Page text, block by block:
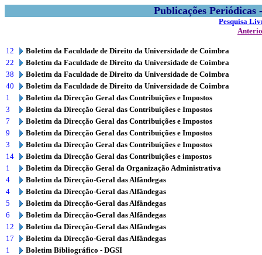
Publicações
Pesquisa
12
Boletim da Faculdade de Direito da Universidade de Coimbra
22
Boletim da Faculdade de Direito da Universidade de Coimbra
38
Boletim da Faculdade de Direito da Universidade de Coimbra
40
Boletim da Faculdade de Direito da Universidade de Coimbra
1
Boletim da Direcção Geral das Contribuições e Impostos
3
Boletim da Direcção Geral das Contribuições e Impostos
7
Boletim da Direcção Geral das Contribuições e Impostos
9
Boletim da Direcção Geral das Contribuições e Impostos
3
Boletim da Direcção Geral das Contribuições e Impostos
14
Boletim da Direcção Geral das Contribuições e impostos
1
Boletim da Direcção Geral da Organização Administrativa
4
Boletim da Direcção-Geral das Alfândegas
4
Boletim da Direcção-Geral das Alfândegas
5
Boletim da Direcção-Geral das Alfândegas
6
Boletim da Direcção-Geral das Alfândegas
12
Boletim da Direcção-Geral das Alfândegas
17
Boletim da Direcção-Geral das Alfândegas
1
Boletim Bibliográfico - DGSI